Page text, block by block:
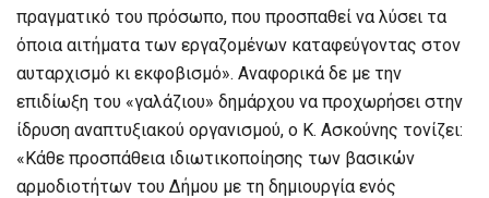
πραγματικό του πρόσωπο, που προσπαθεί να λύσει τα
όποια αιτήματα των εργαζομένων καταφεύγοντας στον
αυταρχισμό κι εκφοβισμό». Αναφορικά δε με την
επιδίωξη του «γαλάζιου» δημάρχου να προχωρήσει στην
ίδρυση αναπτυξιακού οργανισμού, ο Κ. Ασκούνης τονίζει:
«Κάθε προσπάθεια ιδιωτικοποίησης των βασικών
αρμοδιοτήτων του Δήμου με τη δημιουργία ενός